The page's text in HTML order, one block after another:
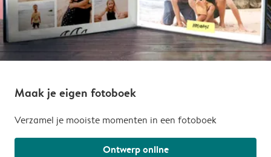
Maak je eigen fotoboek
Verzamel je mooiste momenten in een fotoboek
Ontwerp online